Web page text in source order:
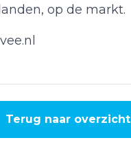
Nieuws
op de markt.
Terug naar overzicht